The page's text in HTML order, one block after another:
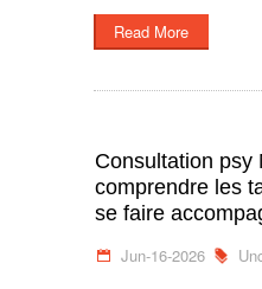
Read More
Consultation psy
comprendre les
se faire
Jun-16-2026